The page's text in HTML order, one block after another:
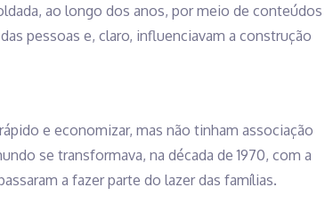
ao longo dos anos, por meio de conteúdos
pessoas e, claro, influenciavam a construção
e economizar, mas não tinham associação
se transformava, na década de 1970, com a
a fazer parte do lazer das famílias.